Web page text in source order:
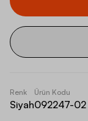
Renk
Siyah
Ürün Kodu
092247-02